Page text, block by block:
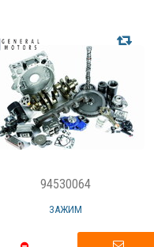
94530064
ЗАЖИМ